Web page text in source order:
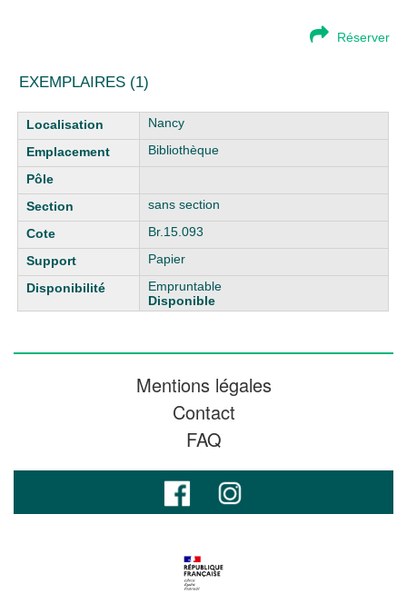
Réserver
EXEMPLAIRES (1)
Liste des exemplaires
Nancy
Bibliothèque
sans section
Br.15.093
Papier
Empruntable
Disponible
Mentions légales
Contact
FAQ